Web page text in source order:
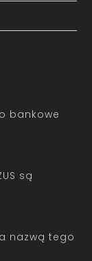
bankowe
są
nazwą tego